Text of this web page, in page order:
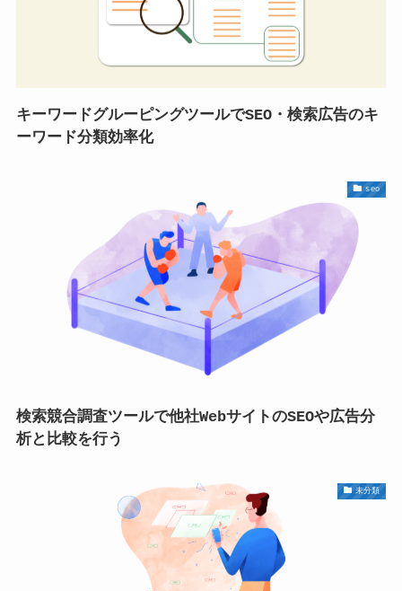
キーワードグルーピングツールでSEO・検索広告のキ
ーワード分類効率化
seo
検索競合調査ツールで他社WebサイトのSEOや広告分
析と比較を行う
未分類